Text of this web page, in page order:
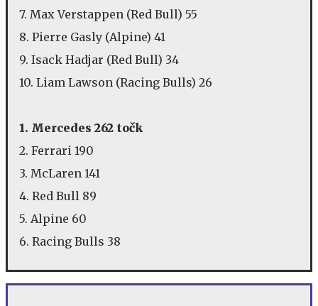
7. Max Verstappen (Red Bull) 55
8. Pierre Gasly (Alpine) 41
9. Isack Hadjar (Red Bull) 34
10. Liam Lawson (Racing Bulls) 26
1. Mercedes 262 točk
2. Ferrari 190
3. McLaren 141
4. Red Bull 89
5. Alpine 60
6. Racing Bulls 38